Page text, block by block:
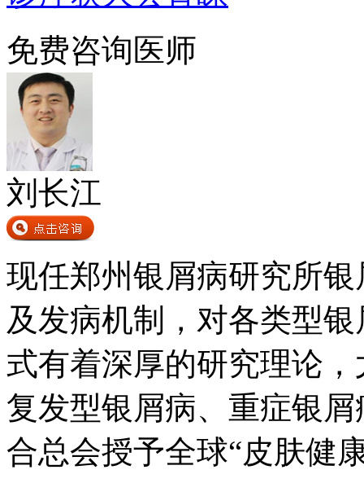
免费咨询医师
刘长江
现任郑州银屑病研究所
及发病机制，对各类型
式有着深厚的研究理论
复发型银屑病、重症银
合总会授予全球“皮肤健